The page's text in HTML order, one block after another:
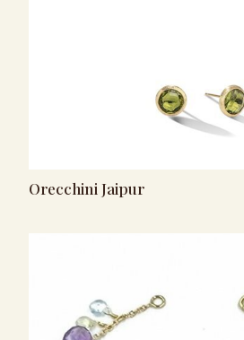
Orecchini Jaipur